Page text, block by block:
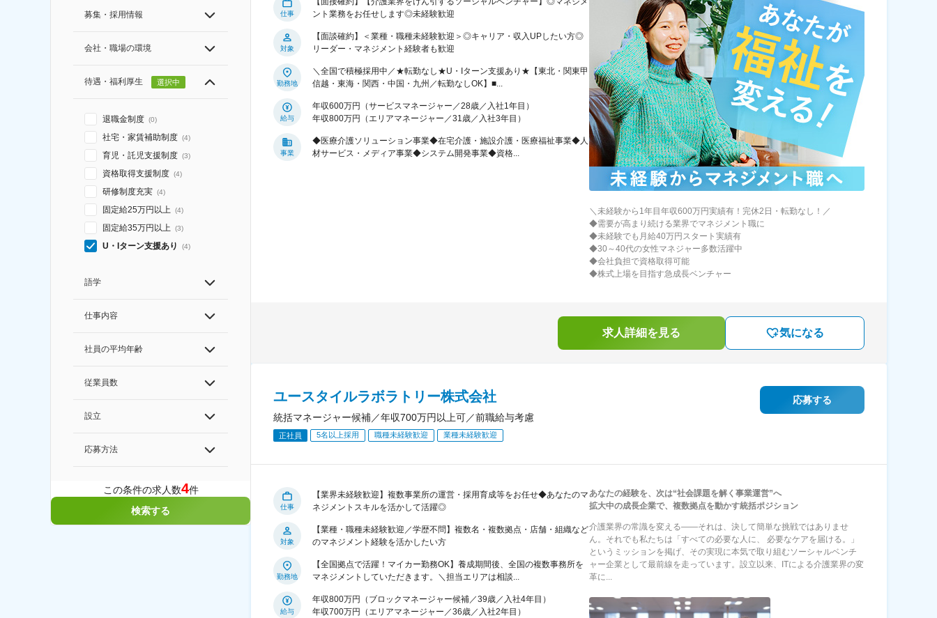
募集・採用情報
会社・職場の環境
待遇・福利厚生 選択中
退職金制度 (0)
社宅・家賃補助制度 (4)
育児・託児支援制度 (3)
資格取得支援制度 (4)
研修制度充実 (4)
固定給25万円以上 (4)
固定給35万円以上 (3)
U・Iターン支援あり (4)
語学
仕事内容
社員の平均年齢
従業員数
設立
応募方法
この条件の求人数4件
検索する
仕事
ント業務をお任せします◎未経験歓迎
対象
【面談確約】＜業種・職種未経験歓迎＞◎キャリア・収入UPしたい方◎
リーダー・マネジメント経験者も歓迎
勤務地
＼全国で積極採用中／★転勤なし★U・Iターン支援あり★【東北・関東甲
信越・東海・関西・中国・九州／転勤なしOK】■...
給与
年収600万円（サービスマネージャー／28歳／入社1年目）
年収800万円（エリアマネージャー／31歳／入社3年目）
事業
◆医療介護ソリューション事業◆在宅介護・施設介護・医療福祉事業◆人
材サービス・メディア事業◆システム開発事業◆資格...
＼未経験から1年目年収600万円実績有！完休2日・転勤なし！／
◆需要が高まり続ける業界でマネジメント職に
◆未経験でも月給40万円スタート実績有
◆30～40代の女性マネジャー多数活躍中
◆会社負担で資格取得可能
◆株式上場を目指す急成長ベンチャー
求人詳細を見る 気になる
ユースタイルラボラトリー株式会社
統括マネージャー候補／年収700万円以上可／前職給与考慮
正社員 5名以上採用 職種未経験歓迎 業種未経験歓迎
応募する
仕事
【業界未経験歓迎】複数事業所の運営・採用育成等をお任せ◆あなたのマ
ネジメントスキルを活かして活躍◎
対象
【業種・職種未経験歓迎／学歴不問】複数名・複数拠点・店舗・組織など
のマネジメント経験を活かしたい方
勤務地
【全国拠点で活躍！マイカー勤務OK】養成期間後、全国の複数事務所を
マネジメントしていただきます。＼担当エリアは相談...
給与
年収800万円（ブロックマネージャー候補／39歳／入社4年目）
年収700万円（エリアマネージャー／36歳／入社2年目）
あなたの経験を、次は“社会課題を解く事業運営”へ
拡大中の成長企業で、複数拠点を動かす統括ポジション
介護業界の常識を変える――それは、決して簡単な挑戦ではありませ
ん。それでも私たちは「すべての必要な人に、 必要なケアを届ける。」
というミッションを掲げ、その実現に本気で取り組むソーシャルベンチ
ャー企業として最前線を走っています。設立以来、ITによる介護業界の変
革に...